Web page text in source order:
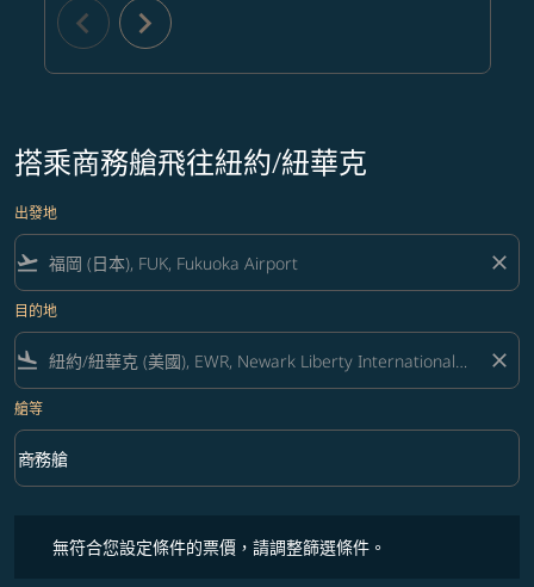
chevron_left chevron_right
搭乘商務艙飛往紐約/紐華克
出發地
flight_takeoff close
目的地
flight_land close
艙等
艙等 option 商務艙 Selected
商務艙
keyboard_arrow_down
無符合您設定條件的票價，請調整篩選條件。